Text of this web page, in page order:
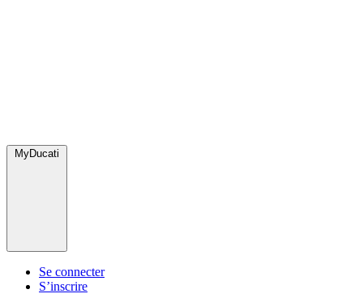
MyDucati
Se connecter
S’inscrire